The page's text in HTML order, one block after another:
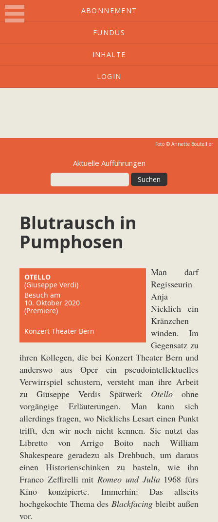
ABONNEMENT
FUNDUS
INHALTE
LOGIN
O-Ton
Kulturmagazin mit Charakter
Foto © Annette Boutellier
Aktuelle Aufführungen
Blutrausch in
Pumphosen
OTELLO
(Giuseppe Verdi)
Besuch am
10. Oktober 2020
(Premiere)
Konzert Theater Bern
Man darf
Regisseurin
Anja
Nicklich ein
Kränzchen
winden. Im
Gegensatz zu
ihren Kollegen, die bei Konzert Theater Bern und
anderswo aus Oper ein pseudointellektuelles
Verwirrspiel schustern, versteht man ihre Arbeit
zu Giuseppe Verdis Spätwerk Otello ohne
vorgängige Erläuterungen. Man kann sich
allerdings fragen, wo Nicklichs Lesart einen Punkt
trifft, den wir noch nicht kennen. Sie nutzt das
Libretto von Arrigo Boito nach William
Shakespeare geradezu als Drehbuch, um daraus
einen Historienschinken zu basteln, wie ihn
Franco Zeffirelli mitRomeo und Julia1968 fürs
Kino konzipierte. Immerhin: Das allseits
hochgekochte Thema des Blackfacingbleibt außen
vor.